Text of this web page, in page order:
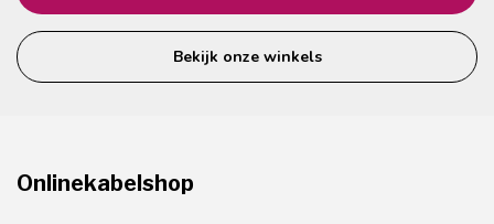
Bekijk onze winkels
Onlinekabelshop